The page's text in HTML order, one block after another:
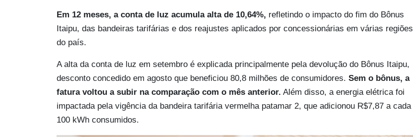
Em 12 meses, a conta de luz acumula alta de 10,64%, refletindo o impacto do fim do Bônus
Itaipu, das bandeiras tarifárias e dos reajustes aplicados por concessionárias em várias regiões
do país.
A alta da conta de luz em setembro é explicada principalmente pela devolução do Bônus Itaipu,
desconto concedido em agosto que beneficiou 80,8 milhões de consumidores. Sem o bônus, a
fatura voltou a subir na comparação com o mês anterior. Além disso, a energia elétrica foi
impactada pela vigência da bandeira tarifária vermelha patamar 2, que adicionou R$7,87 a cada
100 kWh consumidos.